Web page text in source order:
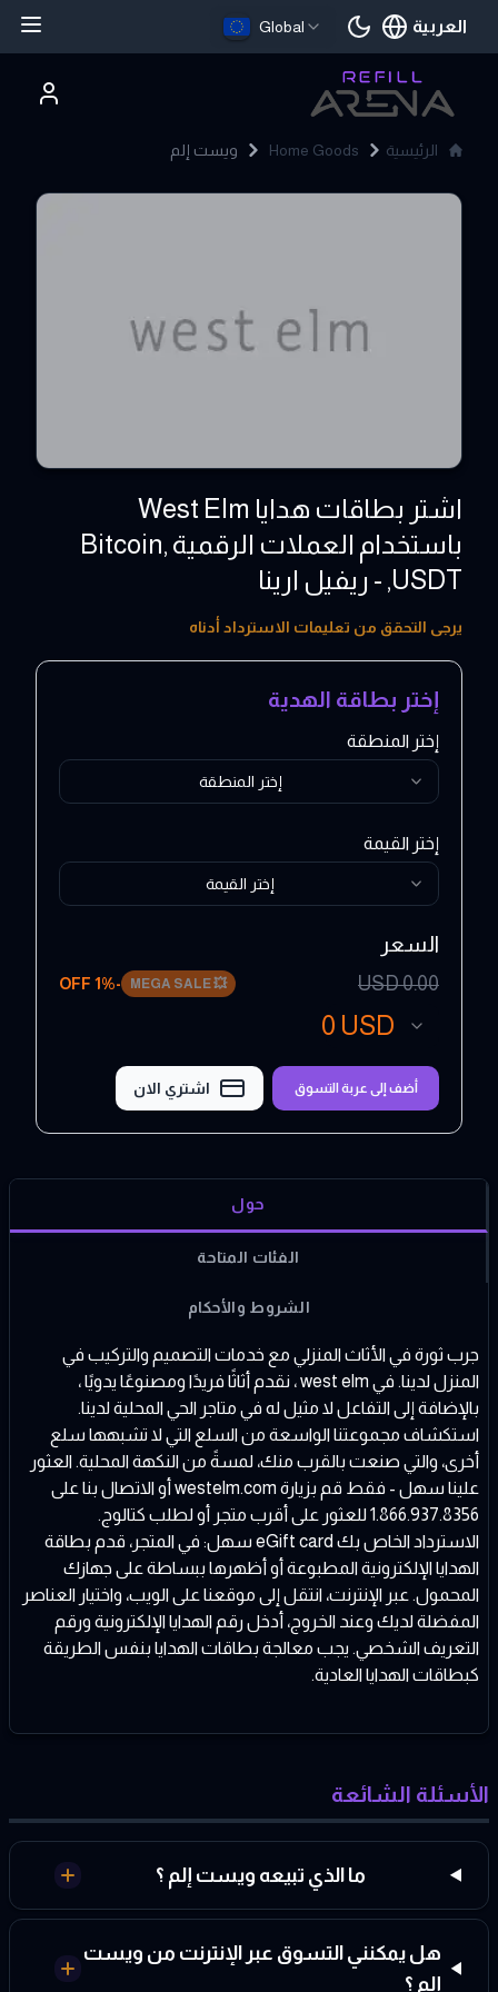
Global العربية
اللغة الحالية
الرئيسية Home Goods ويست إلم
اشتر بطاقات هدايا West Elm
باستخدام العملات الرقمية ,Bitcoin
,USDT - ريفيل ارينا
25 - 500 USD
يرجى التحقق من تعليمات الاسترداد أدناه
إختر بطاقة الهدية
إختر المنطقة
إختر المنطقة
إختر القيمة
إختر القيمة
السعر
0.00
USD
💥
MEGA SALE
-
1 % OFF
0 USD
أضف إلى عربة التسوق اشتري الان
حول
الفئات المتاحة
الشروط والأحكام
جرب ثورة في الأثاث المنزلي مع خدمات التصميم والتركيب في
المنزل لدينا. في west elm ، نقدم أثاثًا فريدًا ومصنوعًا يدويًا ،
بالإضافة إلى التفاعل لا مثيل له في متاجر الحي المحلية لدينا.
استكشاف مجموعتنا الواسعة من السلع التي لا تشبهها سلع
أخرى، والتي صنعت بالقرب منك، لمسةً من النكهة المحلية. العثور
علينا سهل - فقط قم بزيارة westelm.com أو الاتصال بنا على
1.866.937.8356 للعثور على أقرب متجر أو لطلب كتالوج.
الاسترداد الخاص بك eGift card سهل: في المتجر، قدم بطاقة
الهدايا الإلكترونية المطبوعة أو أظهرها ببساطة على جهازك
المحمول. عبر الإنترنت، انتقل إلى موقعنا على الويب، واختيار العناصر
المفضلة لديك وعند الخروج، أدخل رقم الهدايا الإلكترونية ورقم
التعريف الشخصي. يجب معالجة بطاقات الهدايا بنفس الطريقة
كبطاقات الهدايا العادية.
الأسئلة الشائعة
ما الذي تبيعه ويست إلم ؟
هل يمكنني التسوق عبر الإنترنت من ويست
إلم ؟